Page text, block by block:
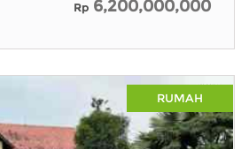
Rp 6,200,000,000
RUMAH